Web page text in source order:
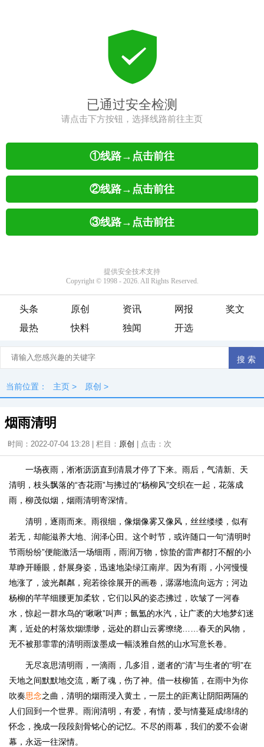
头条 原创 资讯 网报
奖文
最热
快料 独闻 开选
当前位置： 主页 > 原创 >
烟雨清明
时间：2022-07-04 13:28 | 栏目： 原创 | 点击： 次
一场夜雨，淅淅沥沥直到清晨才停了下来。雨后，气清新、天
清明，枝头飘落的“杏花雨”与拂过的“杨柳风”交织在一起，花落成
雨，柳茂似烟，烟雨清明寄深情。
清明，逐雨而来。雨很细，像烟像雾又像风，丝丝缕缕，似有
若无，却能滋养大地、润泽心田。这个时节，或许随口一句“清明时
节雨纷纷”便能激活一场细雨，雨润万物，惊蛰的雷声都打不醒的小
草睁开睡眼，舒展身姿，迅速地染绿江南岸。因为有雨，小河慢慢
地涨了，波光粼粼，宛若徐徐展开的画卷，潺潺地流向远方；河边
杨柳的芊芊细腰更加柔软，它们以风的姿态拂过，吹皱了一河春
水，惊起一群水鸟的“啾啾”叫声；氤氲的水汽，让广袤的大地梦幻迷
离，近处的村落炊烟缥缈，远处的群山云雾缭绕……春天的风物，
无不被那霏霏的清明雨泼墨成一幅淡雅自然的山水写意长卷。
无尽哀思清明雨，一滴雨，几多泪，逝者的“清”与生者的“明”在
天地之间默默地交流，断了魂，伤了神。借一枝柳笛，在雨中为你
吹奏思念之曲，清明的烟雨浸入黄土，一层土的距离让阴阳两隔的
人们回到一个世界。雨润清明，有爱，有情，爱与情蔓延成绵绵的
怀念，挽成一段段刻骨铭心的记忆。不尽的雨幕，我们的爱不会谢
幕，永远一往深情。